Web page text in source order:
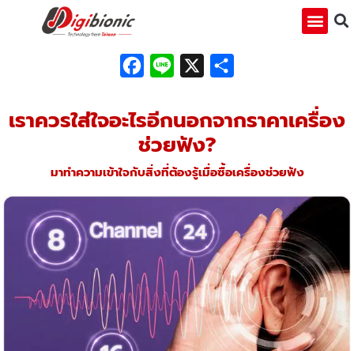
Facebook
Line
เราควรใส่ใจอะไรอีกนอกจากราคาเครื่อง
ช่วยฟัง?
มาทำความเข้าใจกับสิ่งที่ต้องรู้เมื่อซื้อเครื่องช่วยฟัง